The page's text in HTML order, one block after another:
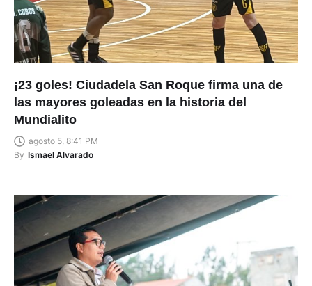
¡23 goles! Ciudadela San Roque firma una de
las mayores goleadas en la historia del
Mundialito
agosto 5, 8:41 PM
By Ismael Alvarado